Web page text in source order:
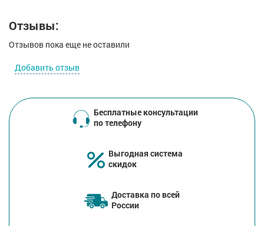
Отзывы:
Отзывов пока еще не оставили
Добавить отзыв
Бесплатные консультации
по телефону
Выгодная система
скидок
Доставка по всей
России